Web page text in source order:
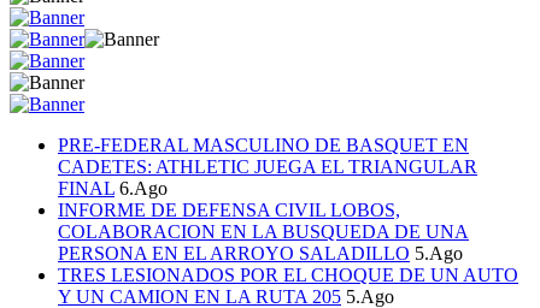
PRE-FEDERAL MASCULINO DE BASQUET EN
CADETES: ATHLETIC JUEGA EL TRIANGULAR
FINAL 6.Ago
INFORME DE DEFENSA CIVIL LOBOS,
COLABORACION EN LA BUSQUEDA DE UNA
PERSONA EN EL ARROYO SALADILLO 5.Ago
TRES LESIONADOS POR EL CHOQUE DE UN AUTO
Y UN CAMION EN LA RUTA 205 5.Ago